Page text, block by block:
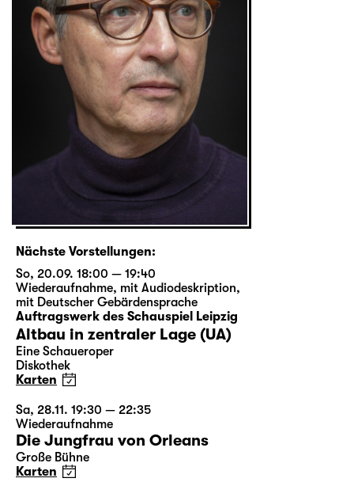
Nächste Vorstellungen:
So, 20.09. 18:00 — 19:40
Wiederaufnahme, mit Audiodeskription,
mit Deutscher Gebärdensprache
Auftragswerk des Schauspiel Leipzig
Altbau in zentraler Lage (UA)
Eine Schaueroper
Diskothek
Karten
Sa, 28.11. 19:30 — 22:35
Wiederaufnahme
Die Jungfrau von Orleans
Große Bühne
Karten